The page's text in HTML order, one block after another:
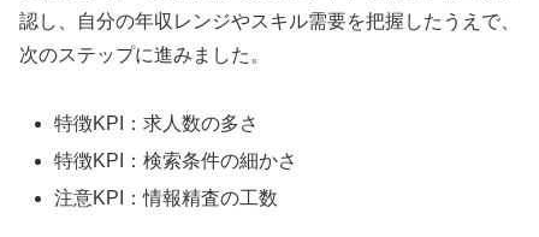
認し、自分の年収レンジやスキル需要を把握したうえで、
次のステップに進みました。
特徴KPI：求人数の多さ
特徴KPI：検索条件の細かさ
注意KPI：情報精査の工数